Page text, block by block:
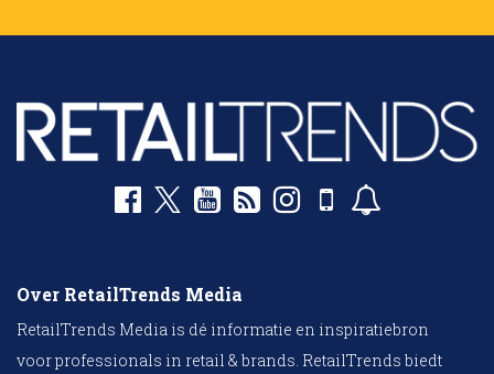
Over RetailTrends Media
RetailTrends Media is dé informatie en inspiratiebron
voor professionals in retail & brands. RetailTrends biedt